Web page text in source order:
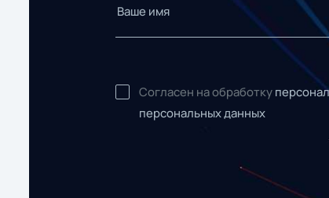
Согласен на обработку
персональных данных